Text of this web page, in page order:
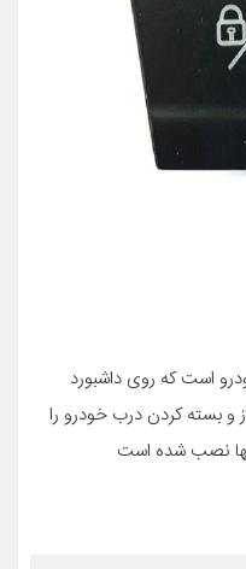
است که روی داشبورد
بسته کردن درب خودرو را
نصب شده است